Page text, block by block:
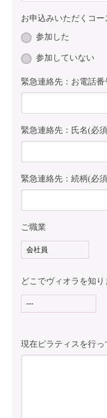
お申込みいただくコー
参加した
参加していない
緊急連絡先：お電話
緊急連絡先：氏名(必
緊急連絡先：続柄(必
ご職業
どこでヴィオラを知
現在ピラティスを行っ